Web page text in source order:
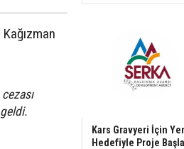
geldi.
Kars Gravyeri İçin
Hedefiyle Proje